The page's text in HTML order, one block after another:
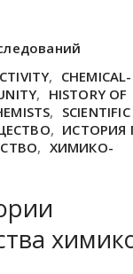
, CHEMICAL-
, HISTORY OF
,
, ИСТОРИЯ
, ХИМИКО-